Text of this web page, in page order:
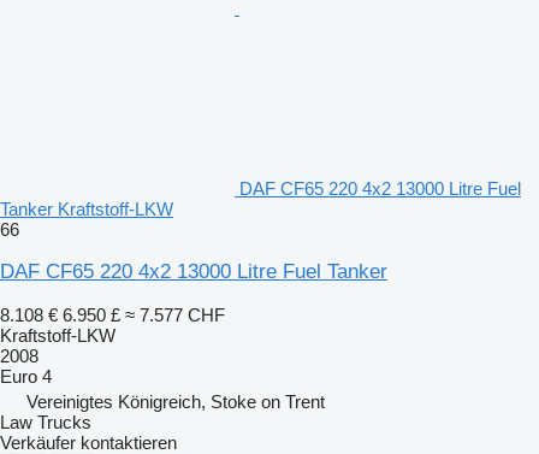
DAF CF65 220 4x2 13000 Litre Fuel
Tanker Kraftstoff-LKW
66
DAF CF65 220 4x2 13000 Litre Fuel Tanker
8.108 € 6.950 £ ≈ 7.577 CHF
Kraftstoff-LKW
2008
Euro 4
Vereinigtes Königreich, Stoke on Trent
Law Trucks
Verkäufer kontaktieren